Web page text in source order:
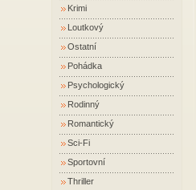
Krimi
Loutkový
Ostatní
Pohádka
Psychologický
Rodinný
Romantický
Sci-Fi
Sportovní
Thriller